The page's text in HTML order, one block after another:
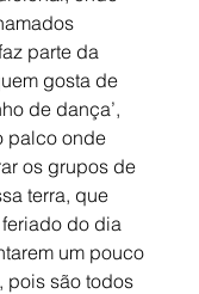
parte da
gosta de
de dança’,
palco onde
os grupos de
terra, que
do dia
um pouco
pois são todos